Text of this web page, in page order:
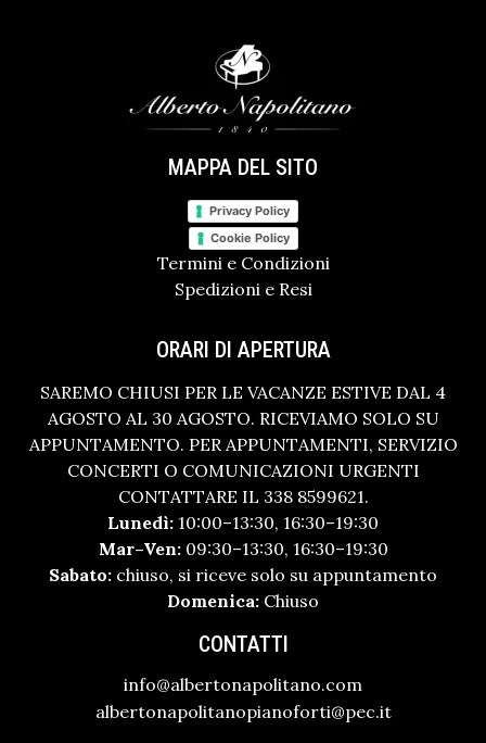
MAPPA DEL SITO
Privacy Policy
Cookie Policy
Termini e Condizioni
Spedizioni e Resi
ORARI DI APERTURA
SAREMO CHIUSI PER LE VACANZE ESTIVE DAL 4
AGOSTO AL 30 AGOSTO. RICEVIAMO SOLO SU
APPUNTAMENTO. PER APPUNTAMENTI, SERVIZIO
CONCERTI O COMUNICAZIONI URGENTI
CONTATTARE IL 338 8599621.
Lunedì: 10:00–13:30, 16:30–19:30
Mar–Ven:09:30–13:30, 16:30–19:30
Sabato: chiuso, si riceve solo su appuntamento
Domenica: Chiuso
CONTATTI
info@albertonapolitano.com
albertonapolitanopianoforti@pec.it